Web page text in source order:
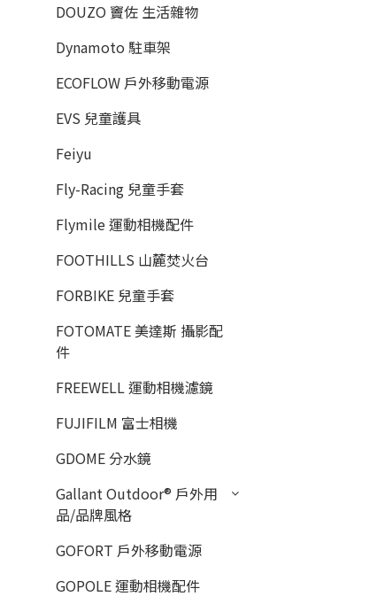
DOUZO 竇佐 生活雜物
Dynamoto 駐車架
ECOFLOW 戶外移動電源
EVS 兒童護具
Feiyu
Fly-Racing 兒童手套
Flymile 運動相機配件
FOOTHILLS 山麓焚火台
FORBIKE 兒童手套
FOTOMATE 美達斯 攝影配
件
FREEWELL 運動相機濾鏡
FUJIFILM 富士相機
GDOME 分水鏡
Gallant Outdoor®️ 戶外用
品/品牌風格
GOFORT 戶外移動電源
GOPOLE 運動相機配件